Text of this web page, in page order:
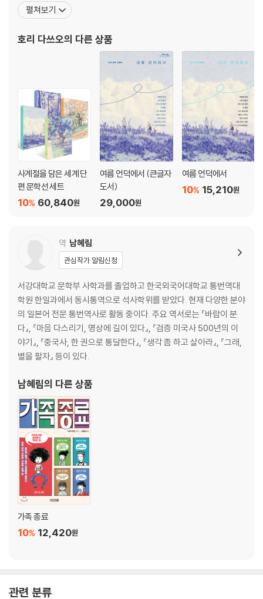
의 자살에서 받은 큰 충격을 대학 졸업 논문 「아쿠타가와 류노스케론」
해 전후에는 거의 작품 활동을 중단한 채 49세의 나
펼쳐보기
호리 다쓰오의 다른 상품
사계절을 담은 세계 단
편 문학선 세트
60,840원
10%
여름 언덕에서 (큰글자
도서)
29,000원
여름 언덕에서
15,210원
10%
역 남혜림
관심작가 알림신청
서강대학교 문학부 사학과를 졸업하고 한국외국어대학교 통번역대
학원 한일과에서 동시통역으로 석사학위를 받았다. 현재 다양한 분야
의 일본어 전문 통번역사로 활동 중이다. 주요 역서로는 『바람이 분
다』, 『마음 다스리기, 명상에 길이 있다』, 『검증 미국사 500년의 이
야기』, 『중국사, 한 권으로 통달한다』, 『생각 좀 하고 살아라』, 『그래,
별을 팔자』 등이 있다.
남혜림의 다른 상품
가족 종료
12,420원
10%
관련 분류